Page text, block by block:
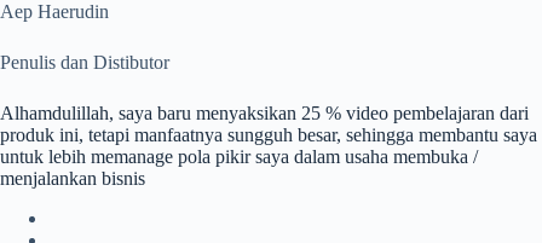
Aep Haerudin
Penulis dan Distibutor
Alhamdulillah, saya baru menyaksikan 25 % video pembelajaran dari
produk ini, tetapi manfaatnya sungguh besar, sehingga membantu saya
untuk lebih memanage pola pikir saya dalam usaha membuka /
menjalankan bisnis